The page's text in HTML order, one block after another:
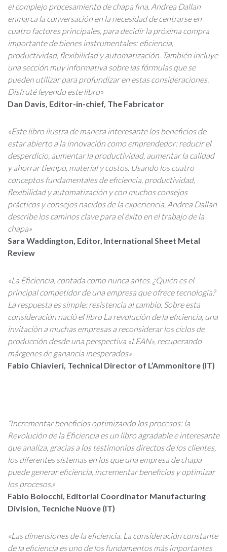
el complejo procesamiento de chapa fina. Andrea Dallan
enmarca la conversación en la necesidad de centrarse en
cuatro factores principales, para decidir la próxima compra
importante de bienes instrumentales: eficiencia,
productividad, flexibilidad y automatización. También incluye
una sección muy informativa sobre las fórmulas que se
pueden utilizar para profundizar en estas consideraciones.
Disfruté leyendo este libro»
Dan Davis, Editor-in-chief, The Fabricator
«Este libro ilustra de manera interesante los beneficios de
estar abierto a la innovación como emprendedor: reducir el
desperdicio, aumentar la productividad, aumentar la calidad
y ahorrar tiempo, material y costos. Usando los cuatro
conceptos fundamentales de eficiencia, productividad,
flexibilidad y automatización y con muchos consejos
prácticos y consejos nacidos de la experiencia, Andrea Dallan
describe los caminos clave para el éxito en el trabajo de la
chapa»
Sara Waddington, Editor, International Sheet Metal
Review
«La Eficiencia, contada como nunca antes. ¿Quién es el
principal competidor de una empresa que ofrece tecnología?
La respuesta es simple: resistencia al cambio. Sobre esta
consideración nació el libro La revolución de la eficiencia, una
invitación a muchas empresas a reconsiderar los ciclos de
producción desde una perspectiva «LEAN», recuperando
márgenes de ganancia inesperados»
Fabio Chiavieri, Technical Director of L’Ammonitore (IT)
“Incrementar beneficios optimizando los procesos: la
Revolución de la Eficiencia es un libro agradable e interesante
que analiza, gracias a los testimonios directos de los clientes,
los diferentes sistemas en los que una empresa de chapa
puede generar eficiencia, incrementar beneficios y optimizar
los procesos.»
Fabio Boiocchi, Editorial Coordinator Manufacturing
Division, Tecniche Nuove (IT)
«Las dimensiones de la eficiencia. La consideración constante
de la eficiencia es uno de los fundamentos más importantes